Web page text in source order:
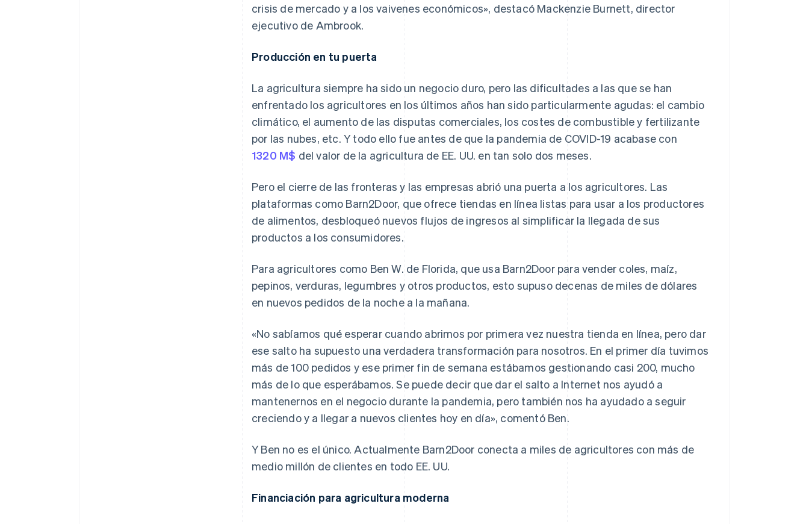
crisis de mercado y a los vaivenes económicos», destacó Mackenzie Burnett, director
ejecutivo de Ambrook.
Producción en tu puerta
La agricultura siempre ha sido un negocio duro, pero las dificultades a las que se han
enfrentado los agricultores en los últimos años han sido particularmente agudas: el cambio
climático, el aumento de las disputas comerciales, los costes de combustible y fertilizante
por las nubes, etc. Y todo ello fue antes de que la pandemia de COVID-19 acabase con
1320 M$ del valor de la agricultura de EE. UU. en tan solo dos meses.
Pero el cierre de las fronteras y las empresas abrió una puerta a los agricultores. Las
plataformas como Barn2Door, que ofrece tiendas en línea listas para usar a los productores
de alimentos, desbloqueó nuevos flujos de ingresos al simplificar la llegada de sus
productos a los consumidores.
Para agricultores como Ben W. de Florida, que usa Barn2Door para vender coles, maíz,
pepinos, verduras, legumbres y otros productos, esto supuso decenas de miles de dólares
en nuevos pedidos de la noche a la mañana.
«No sabíamos qué esperar cuando abrimos por primera vez nuestra tienda en línea, pero dar
ese salto ha supuesto una verdadera transformación para nosotros. En el primer día tuvimos
más de 100 pedidos y ese primer fin de semana estábamos gestionando casi 200, mucho
más de lo que esperábamos. Se puede decir que dar el salto a Internet nos ayudó a
mantenernos en el negocio durante la pandemia, pero también nos ha ayudado a seguir
creciendo y a llegar a nuevos clientes hoy en día», comentó Ben.
Y Ben no es el único. Actualmente Barn2Door conecta a miles de agricultores con más de
medio millón de clientes en todo EE. UU.
Financiación para agricultura moderna